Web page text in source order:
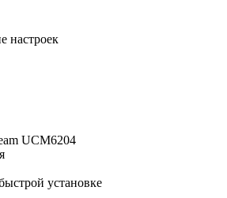
настроек
UCM6204
установке